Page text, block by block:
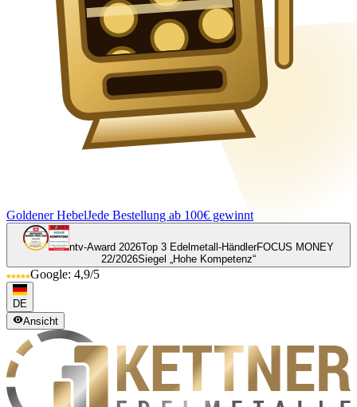
Goldener HebelJede Bestellung ab 100€ gewinnt
ntv-Award 2026Top 3 Edelmetall-HändlerFOCUS MONEY
22/2026Siegel „Hohe Kompetenz“
Google: 4,9/5
DE
Ansicht